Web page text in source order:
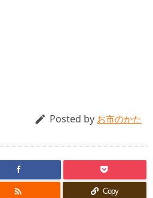
 Posted by お市のかた
 Copy